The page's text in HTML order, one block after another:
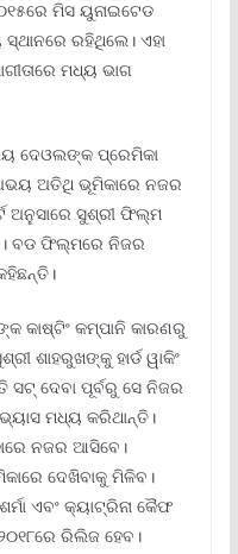
ମିସ ୟୁନାଇଟେଡ
ରହିଥିଲେ। ଏହା
ମଧ୍ୟ ଭାଗ
ଦେଓଲଙ୍କ ପ୍ରେମିକା
ଅତିଥି ଭୂମିକାରେ ନଜର
ଅନୁସାରେ ସୁଶ୍ରୀ ଫିଲ୍ମ
ବଡ ଫିଲ୍ମରେ ନିଜର
କାଷ୍ଟିଂ କମ୍ପାନି କାରଣରୁ
ଶାହରୁଖଙ୍କୁ ହାର୍ଡ ୱାକିଂ
ସଟ୍‌ ଦେବା ପୂର୍ବରୁ ସେ ନିଜର
ମଧ୍ୟ କରିଥାନ୍ତି।
ନଜର ଆସିବେ।
ଦେଖିବାକୁ ମିଳିବ।
ଏବଂ କ୍ୟାଟ୍ରିନା କୈଫ
ରିଲିଜ ହେବ।